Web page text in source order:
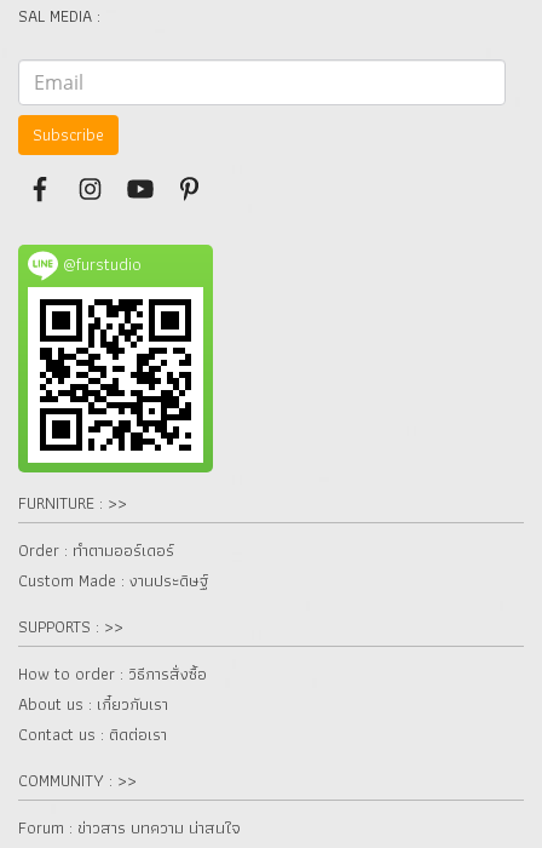
SAL MEDIA :
Subscribe
@furstudio
FURNITURE : >>
Order : ทำตามออร์เดอร์
Custom Made : งานประดิษฐ์
SUPPORTS : >>
How to order : วิธีการสั่งซื้อ
About us : เกี๋ยวกับเรา
Contact us : ติดต่อเรา
COMMUNITY : >>
Forum : ข่าวสาร บทความ น่าสนใจ